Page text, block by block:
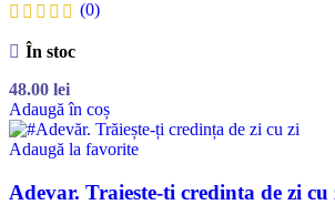
(0)
În stoc
48.00 lei
Adaugă în coș
Adaugă la favorite
Adevar. Traieste-ti credinta de zi cu